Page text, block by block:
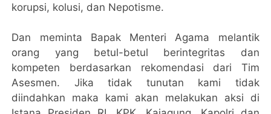
korupsi, kolusi, dan Nepotisme.
Dan meminta Bapak Menteri Agama melantik
orang yang betul-betul berintegritas dan
kompeten berdasarkan rekomendasi dari Tim
Asesmen. Jika tidak tunutan kami tidak
diindahkan maka kami akan melakukan aksi di